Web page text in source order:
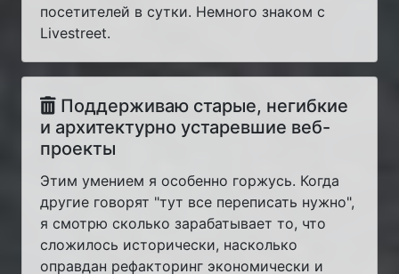
посетителей в сутки. Немного знаком с
Livestreet.
Поддерживаю старые, негибкие
и архитектурно устаревшие веб-
проекты
Этим умением я особенно горжусь. Когда
другие говорят "тут все переписать нужно",
я смотрю сколько зарабатывает то, что
сложилось исторически, насколько
оправдан рефакторинг экономически и